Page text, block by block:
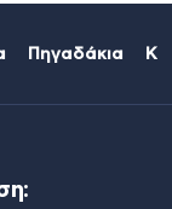
Πηγαδάκια